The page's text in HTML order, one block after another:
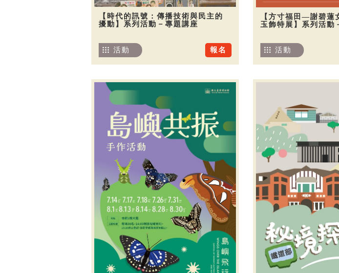
【時代的訊號：傳播技術與民主的
擾動】系列活動－專題講座
報名
活動
【方寸福田—謝碧蓮
玉飾特展】系列活動
活動